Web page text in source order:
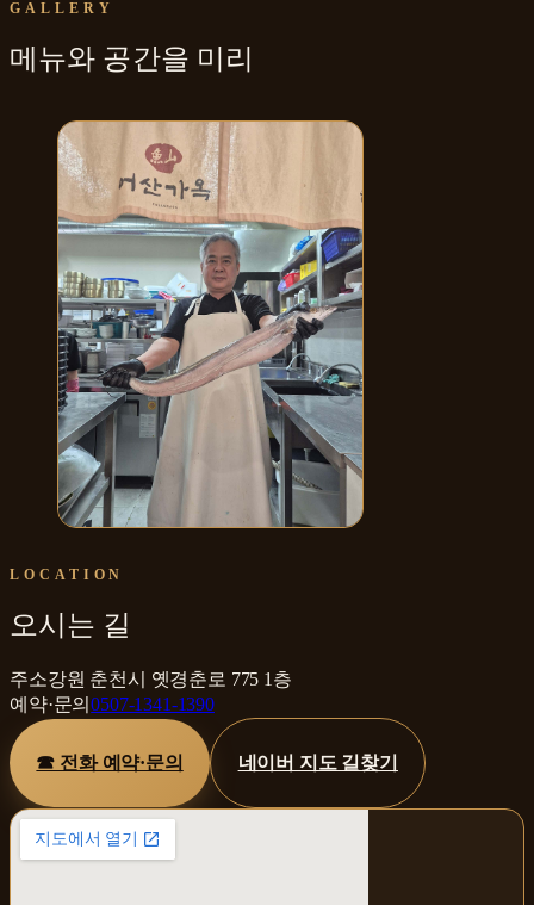
GALLERY
메뉴와 공간을 미리
LOCATION
오시는 길
주소강원 춘천시 옛경춘로 775 1층
예약·문의0507-1341-1390
☎ 전화 예약·문의 네이버 지도 길찾기